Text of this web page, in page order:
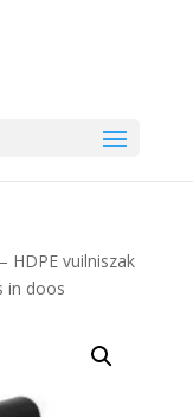
HDPE vuilniszak
in doos